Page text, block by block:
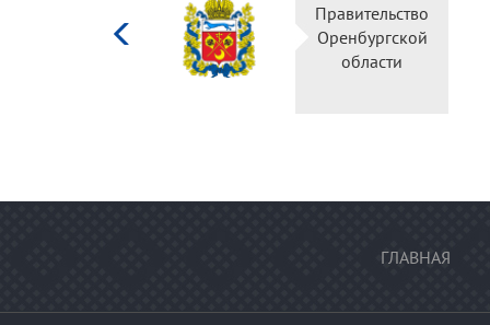
Правительство
Оренбургской
области
ГЛАВНАЯ